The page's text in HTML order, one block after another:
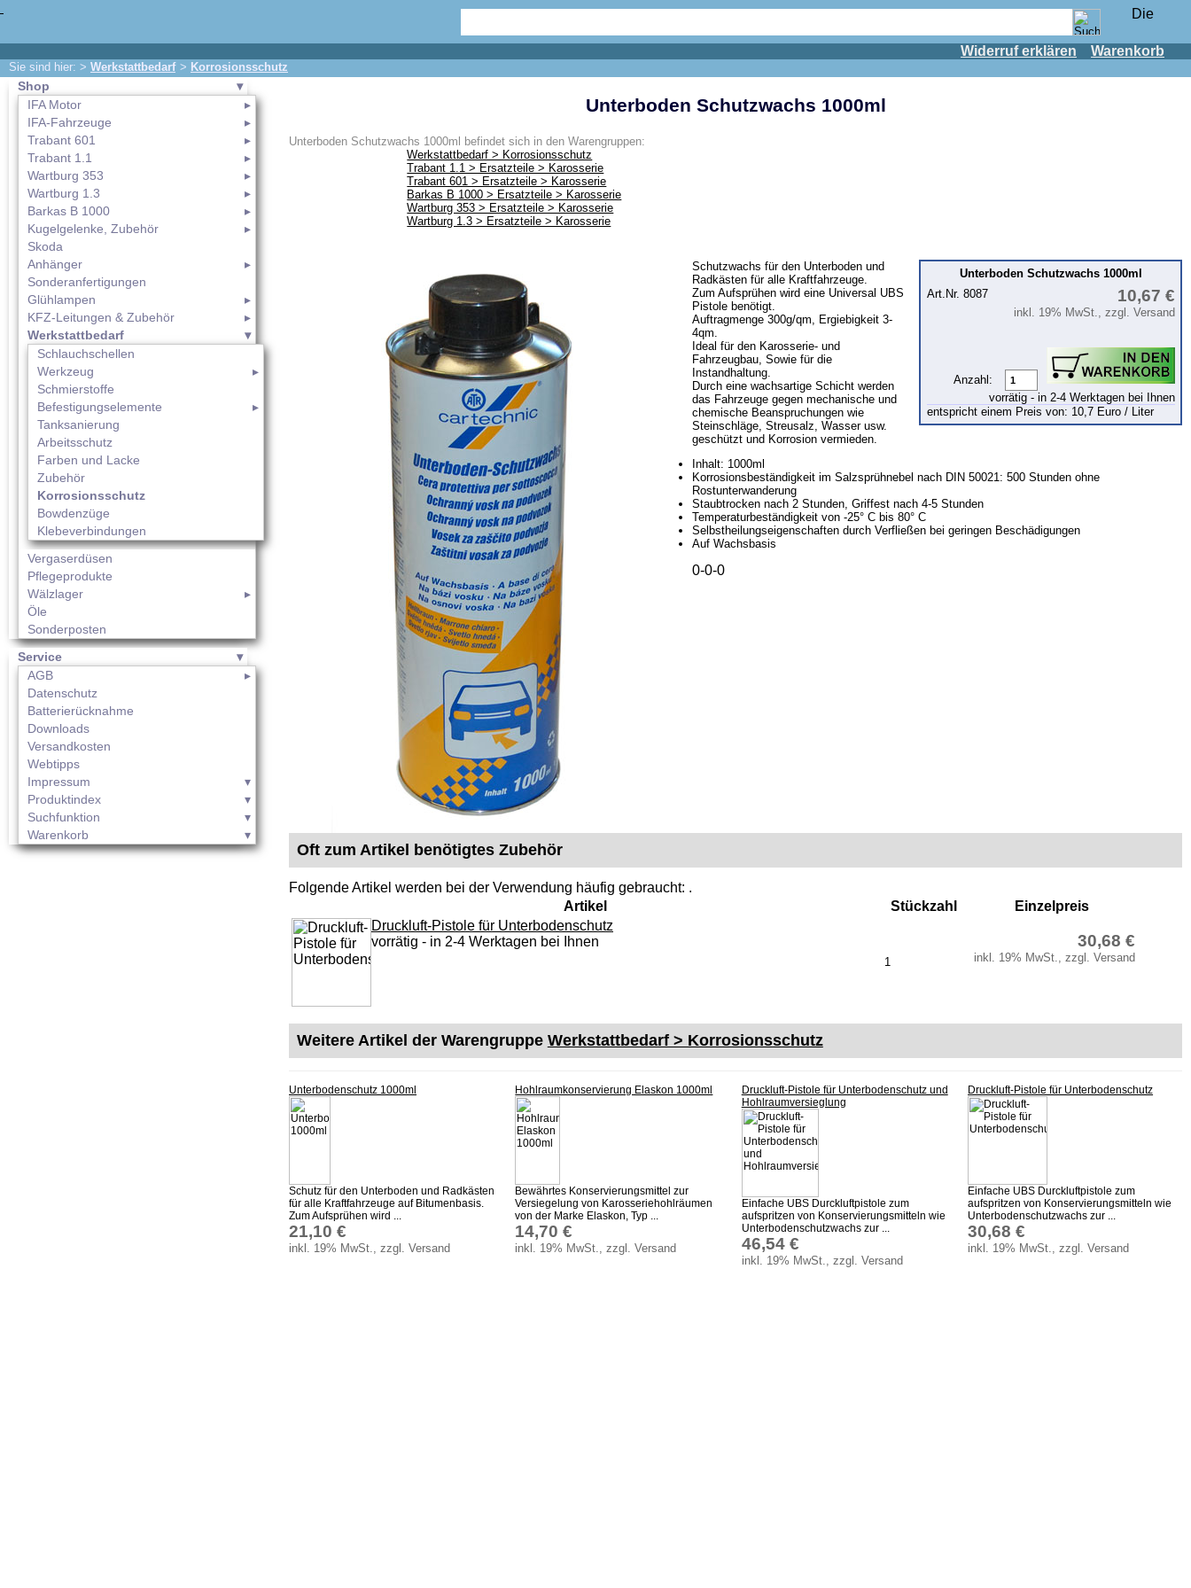
Widerruf erklären Warenkorb
Sie sind hier: > Werkstattbedarf > Korrosionsschutz
Shop
IFA Motor
IFA-Fahrzeuge
Trabant 601
Trabant 1.1
Wartburg 353
Wartburg 1.3
Barkas B 1000
Kugelgelenke, Zubehör
Skoda
Anhänger
Sonderanfertigungen
Glühlampen
KFZ-Leitungen & Zubehör
Werkstattbedarf
Schlauchschellen
Werkzeug
Schmierstoffe
Befestigungselemente
Tanksanierung
Arbeitsschutz
Farben und Lacke
Zubehör
Korrosionsschutz
Bowdenzüge
Klebeverbindungen
Vergaserdüsen
Pflegeprodukte
Wälzlager
Öle
Sonderposten
Service
AGB
Datenschutz
Batterierücknahme
Downloads
Versandkosten
Webtipps
Impressum
Produktindex
Suchfunktion
Warenkorb
Unterboden Schutzwachs 1000ml
Unterboden Schutzwachs 1000ml befindet sich in den Warengruppen:
Werkstattbedarf > Korrosionsschutz
Trabant 1.1 > Ersatzteile > Karosserie
Trabant 601 > Ersatzteile > Karosserie
Barkas B 1000 > Ersatzteile > Karosserie
Wartburg 353 > Ersatzteile > Karosserie
Wartburg 1.3 > Ersatzteile > Karosserie
Unterboden Schutzwachs 1000ml
Art.Nr. 8087
10,67 €
inkl. 19% MwSt., zzgl. Versand
Anzahl:
vorrätig - in 2-4 Werktagen bei Ihnen
entspricht einem Preis von: 10,7 Euro / Liter
Schutzwachs für den Unterboden und
Radkästen für alle Kraftfahrzeuge.
Zum Aufsprühen wird eine Universal UBS
Pistole benötigt.
Auftragmenge 300g/qm, Ergiebigkeit 3-
4qm.
Ideal für den Karosserie- und
Fahrzeugbau, Sowie für die
Instandhaltung.
Durch eine wachsartige Schicht werden
das Fahrzeuge gegen mechanische und
chemische Beanspruchungen wie
Steinschläge, Streusalz, Wasser usw.
geschützt und Korrosion vermieden.
Inhalt: 1000ml
Korrosionsbeständigkeit im Salzsprühnebel nach DIN 50021: 500 Stunden ohne
Rostunterwanderung
Staubtrocken nach 2 Stunden, Griffest nach 4-5 Stunden
Temperaturbeständigkeit von -25° C bis 80° C
Selbstheilungseigenschaften durch Verfließen bei geringen Beschädigungen
Auf Wachsbasis
0-0-0
Oft zum Artikel benötigtes Zubehör
Folgende Artikel werden bei der Verwendung häufig gebraucht: .
Artikel
Stückzahl
Einzelpreis
Druckluft-Pistole für Unterbodenschutz
vorrätig - in 2-4 Werktagen bei Ihnen
30,68 €
inkl. 19% MwSt., zzgl. Versand
Weitere Artikel der Warengruppe Werkstattbedarf > Korrosionsschutz
Unterbodenschutz 1000ml
Schutz für den Unterboden und Radkästen
für alle Kraftfahrzeuge auf Bitumenbasis.
Zum Aufsprühen wird ...
21,10 €
inkl. 19% MwSt., zzgl. Versand
Hohlraumkonservierung Elaskon 1000ml
Bewährtes Konservierungsmittel zur
Versiegelung von Karosseriehohlräumen
von der Marke Elaskon, Typ ...
14,70 €
inkl. 19% MwSt., zzgl. Versand
Druckluft-Pistole für Unterbodenschutz und
Hohlraumversieglung
Einfache UBS Durckluftpistole zum
aufspritzen von Konservierungsmitteln wie
Unterbodenschutzwachs zur ...
46,54 €
inkl. 19% MwSt., zzgl. Versand
Druckluft-Pistole für Unterbodenschutz
Einfache UBS Durckluftpistole zum
aufspritzen von Konservierungsmitteln wie
Unterbodenschutzwachs zur ...
30,68 €
inkl. 19% MwSt., zzgl. Versand